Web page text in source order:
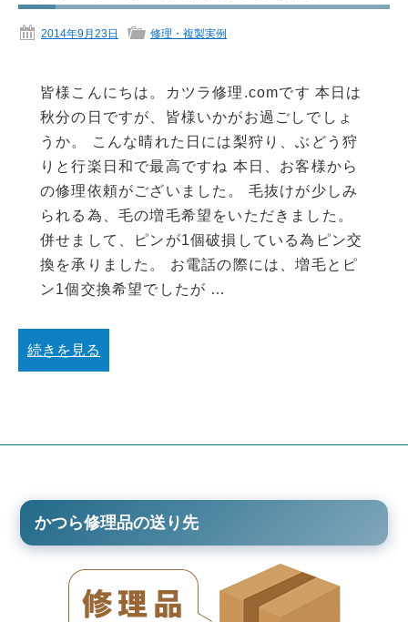
2014年9月23日 修理・複製実例
皆様こんにちは。カツラ修理.comです 本日は
秋分の日ですが、皆様いかがお過ごしでしょ
うか。 こんな晴れた日には梨狩り、ぶどう狩
りと行楽日和で最高ですね 本日、お客様から
の修理依頼がございました。 毛抜けが少しみ
られる為、毛の増毛希望をいただきました。
併せまして、ピンが1個破損している為ピン交
換を承りました。 お電話の際には、増毛とピ
ン1個交換希望でしたが …
続きを見る
かつら修理品の送り先